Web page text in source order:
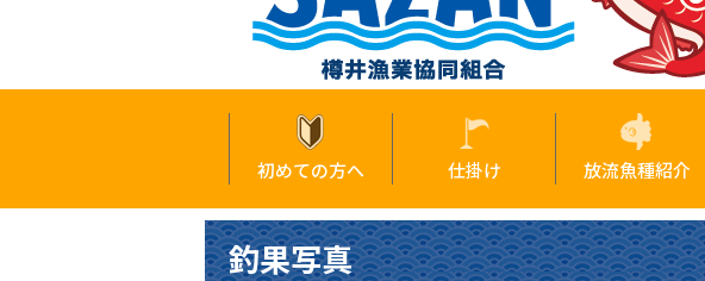
初めての方へ 仕掛け 放流魚種紹介
釣果写真